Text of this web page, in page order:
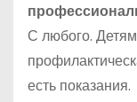
С любого.
есть показания.